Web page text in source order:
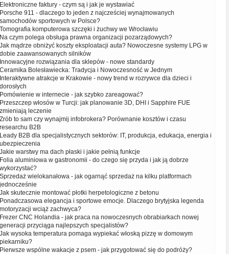
Elektroniczne faktury - czym są i jak je wystawiać
Porsche 911 - dlaczego to jeden z najcześciej wynajmowanych
samochodów sportowych w Polsce?
Tomografia komputerowa szczęki i żuchwy we Wrocławiu
Na czym polega obsługa prawna organizacji pozarządowych?
Jak mądrze obniżyć koszty eksploatacji auta? Nowoczesne systemy LPG w
dobie zaawansowanych silników
Innowacyjne rozwiązania dla sklepów - nowe standardy
Ceramika Bolesławiecka: Tradycja i Nowoczesność w Jednym
Interaktywne atrakcje w Krakowie - nowy trend w rozrywce dla dzieci i
dorosłych
Pomówienie w internecie - jak szybko zareagować?
Przeszczep włosów w Turcji: jak planowanie 3D, DHI i Sapphire FUE
zmieniają leczenie
Zrób to sam czy wynajmij infobrokera? Porównanie kosztów i czasu
researchu B2B
Leady B2B dla specjalistycznych sektorów: IT, produkcja, edukacja, energia i
ubezpieczenia
Jakie warstwy ma dach płaski i jakie pełnią funkcje
Folia aluminiowa w gastronomii - do czego się przyda i jak ją dobrze
wykorzystać?
Sprzedaż wielokanałowa - jak ogarnąć sprzedaż na kilku platformach
jednocześnie
Jak skutecznie montować płotki herpetologiczne z betonu
Ponadczasowa elegancja i sportowe emocje. Dlaczego brytyjska legenda
motoryzacji wciąż zachwyca?
Frezer CNC Holandia - jak praca na nowoczesnych obrabiarkach nowej
generacji przyciąga najlepszych specjalistów?
Jak wysoka temperatura pomaga wypiekać włoską pizzę w domowym
piekarniku?
Pierwsze wspólne wakacje z psem - jak przygotować się do podróży?